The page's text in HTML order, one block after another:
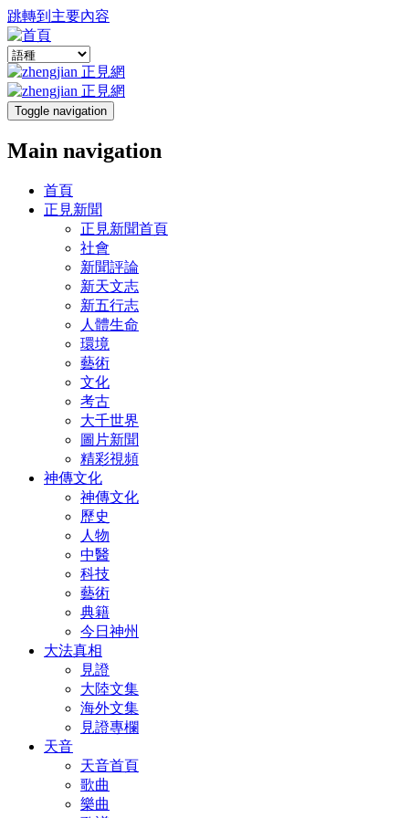
跳轉到主要內容
Toggle navigation
Main navigation
首頁
正見新聞
正見新聞首頁
社會
新聞評論
新天文志
新五行志
人體生命
環境
藝術
文化
考古
大千世界
圖片新聞
精彩視頻
神傳文化
神傳文化
歷史
人物
中醫
科技
藝術
典籍
今日神州
大法真相
見證
大陸文集
海外文集
見證專欄
天音
天音首頁
歌曲
樂曲